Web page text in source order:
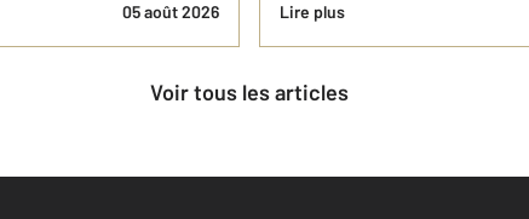
05 août 2026 Lire plus
Voir tous les articles